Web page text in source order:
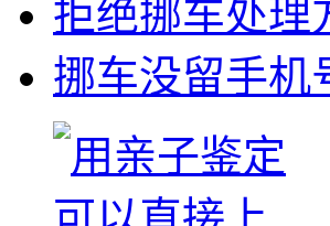
拒绝挪车处理
挪车没留手机